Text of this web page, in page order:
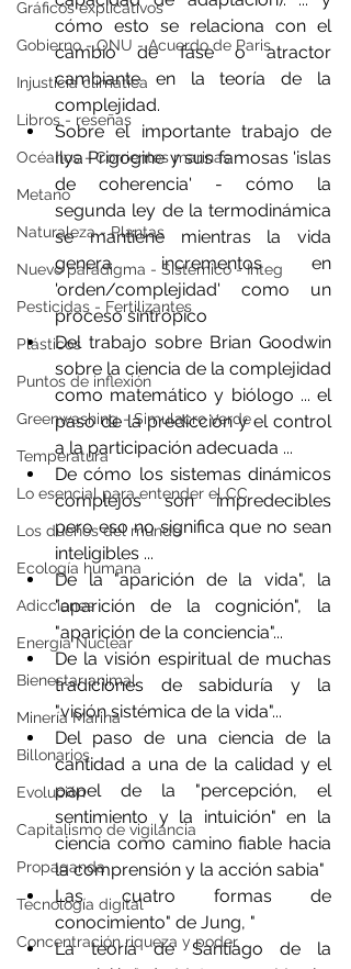
Gráficos explicativos
Gobierno - ONU - Acuerdo de Paris
Injusticia climática
Libros - reseñas
Océanos - Corrientes marinas
Metano
Naturaleza - Plantas
Nuevo paradigma - Sistémico - Integ
Pesticidas - Fertilizantes
Plásticos
Puntos de inflexión
Greenwashing - Simulacro verde
Temperatura
Lo esencial para entender el CC
Los dueños del mundo
Ecología humana
Adicciones
Energía Nuclear
Bienestar animal
Minería Marina
Billonarios
Evolución
Capitalismo de vigilancia
Propaganda
Tecnología digital
Concentración riqueza y poder
cómo esto se relaciona con el
cambio de fase o atractor
cambiante en la teoría de la
complejidad.
Sobre el importante trabajo de
Ilya Prigogine y sus famosas 'islas
de coherencia' - cómo la
segunda ley de la termodinámica
se mantiene mientras la vida
genera incrementos en
'orden/complejidad' como un
proceso sintrópico
Del trabajo sobre Brian Goodwin
sobre la ciencia de la complejidad
como matemático y biólogo ... el
paso de la predicción y el control
a la participación adecuada ...
De cómo los sistemas dinámicos
complejos son impredecibles
pero eso no significa que no sean
inteligibles ...
De la "aparición de la vida", la
"aparición de la cognición", la
"aparición de la conciencia"...
De la visión espiritual de muchas
tradiciones de sabiduría y la
"visión sistémica de la vida"...
Del paso de una ciencia de la
cantidad a una de la calidad y el
papel de la "percepción, el
sentimiento y la intuición" en la
ciencia como camino fiable hacia
la comprensión y la acción sabia"
Las cuatro formas de
conocimiento" de Jung, "
La teoría de Santiago de la